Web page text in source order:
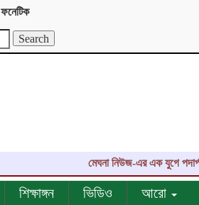
ফনেটিক
মেঘনা নিউজ-এর এক যুগে পদার্পণ
শিক্ষাঙ্গন ভিডিও আরো